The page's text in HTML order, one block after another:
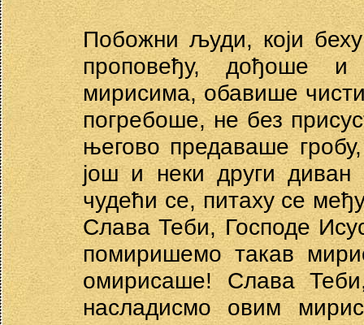
Побожни људи, који
проповеђу, дођоше
мирисима, обавише
погребоше, не без
његово предаваше
још и неки други
чудећи се, питаху се
Слава Теби, Господе
помиришемо такав
омирисаше! Слава
насладисмо овим